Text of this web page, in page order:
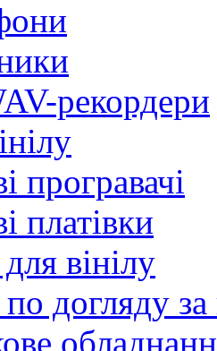
рекордери
програвачі
платівки
вінілу
догляду за